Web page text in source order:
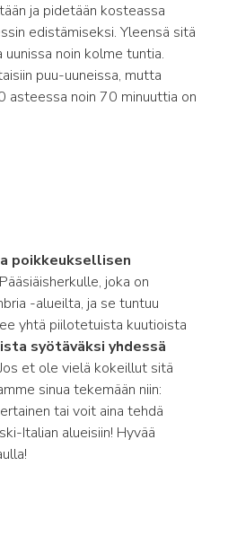
ja pidetään kosteassa
edistämiseksi. Yleensä sitä
noin kolme tuntia.
puu-uuneissa, mutta
asteessa noin 70 minuuttia on
poikkeuksellisen
joka on
-alueilta, ja se tuntuu
yhtä piilotetuista kuutioista
syötäväksi yhdessä
et ole vielä kokeillut sitä
sinua tekemään niin:
tai voit aina tehdä
Italian alueisiin! Hyvää